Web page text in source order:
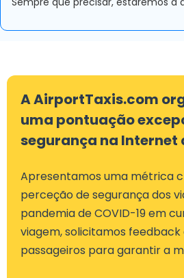
A AirportTaxis.com
uma pontuação
segurança na Internet
Apresentamos uma métrica
perceção de segurança dos
pandemia de COVID-19 em
viagem, solicitamos feedback
passageiros para garantir a